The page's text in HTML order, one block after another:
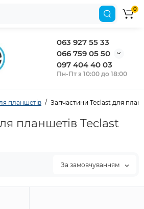
063 927 55 33
066 759 05 50
097 404 40 03
Пн-Пт з 10:00 до 18:00
0
планшетів Запчастини Teclast для
планшетів Teclast
За замовчуванням